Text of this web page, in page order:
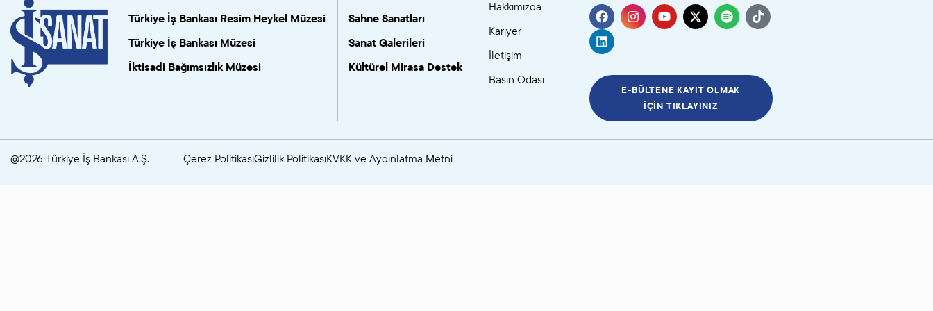
SANAT GALERILERI
KÜLTÜREL MIRASA
Türkiye İş Bankası Resim Heykel Müzesi
Türkiye İş Bankası Müzesi
İktisadi Bağımsızlık Müzesi
Sahne Sanatları
Sanat Galerileri
Kültürel Mirasa Destek
Hakkımızda
Kariyer
İletişim
Basın Odası
E-BÜLTENE KAYIT OLMAK
İÇIN TIKLAYINIZ
@2026 Türkiye İş Bankası A.Ş. Çerez PolitikasıGizlilik PolitikasıKVKK ve Aydınlatma Metni